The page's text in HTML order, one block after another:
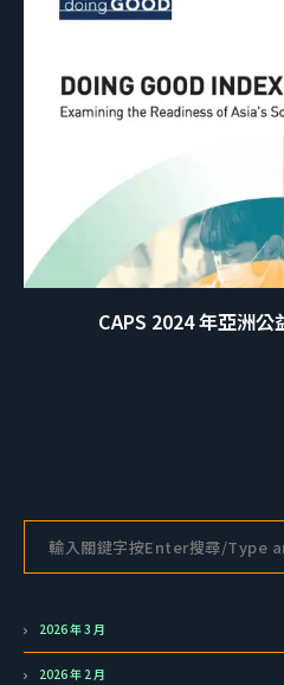
CAPS 2024 年亞洲
2026 年 3 月
2026 年 2 月